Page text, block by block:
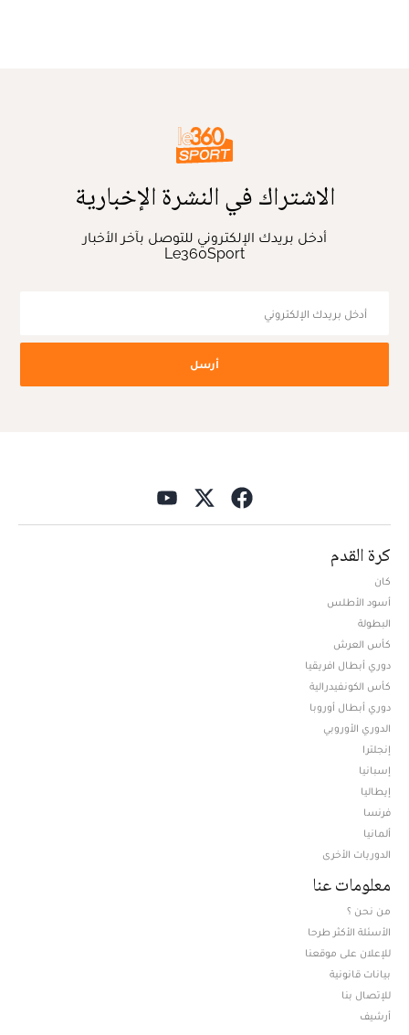
الاشتراك في النشرة الإخبارية
أدخل بريدك الإلكتروني للتوصل بآخر الأخبار
Le360Sport
أرسل
كرة القدم
كان
أسود الأطلس
البطولة
كأس العرش
دوري أبطال افريقيا
كأس الكونفيدرالية
دوري أبطال أوروبا
الدوري الأوروبي
إنجلترا
إسبانيا
إيطاليا
فرنسا
ألمانيا
الدوريات الأخرى
معلومات عنا
من نحن ؟
الأسئلة الأكثر طرحا
للإعلان على موقعنا
بيانات قانونية
للإتصال بنا
أرشيف